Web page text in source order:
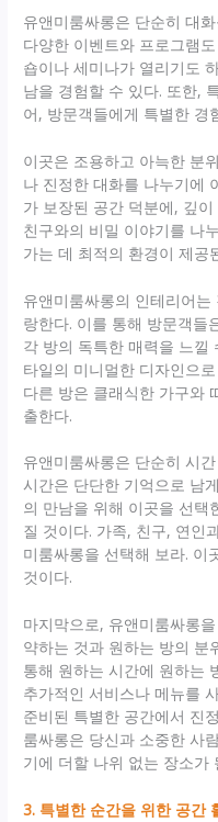
유앤미룸싸롱은 단순히 대
다양한 이벤트와 프로그램
숍이나 세미나가 열리기도
남을 경험할 수 있다. 또한,
어, 방문객들에게 특별한 경
이곳은 조용하고 아늑한 분
나 진정한 대화를 나누기에
가 보장된 공간 덕분에, 깊
친구와의 비밀 이야기를 나
가는 데 최적의 환경이 제공
유앤미룸싸롱의 인테리어
랑한다. 이를 통해 방문객들
각 방의 독특한 매력을 느낄
타일의 미니멀한 디자인으
다른 방은 클래식한 가구와
출한다.
유앤미룸싸롱은 단순히 시
시간은 단단한 기억으로 남
의 만남을 위해 이곳을 선택
질 것이다. 가족, 친구, 연인
미룸싸롱을 선택해 보라. 이
것이다.
마지막으로, 유앤미룸싸롱
약하는 것과 원하는 방의 분
통해 원하는 시간에 원하는
추가적인 서비스나 메뉴를
준비된 특별한 공간에서 진
룸싸롱은 당신과 소중한 사
기에 더할 나위 없는 장소가
3. 특별한 순간을 위한 공간